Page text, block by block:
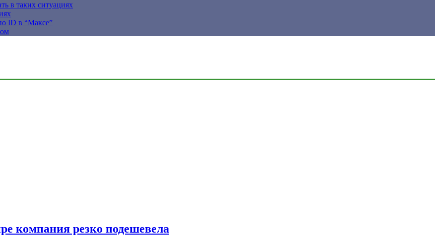
в таких ситуациях
ID в “Максе”
компания резко подешевела